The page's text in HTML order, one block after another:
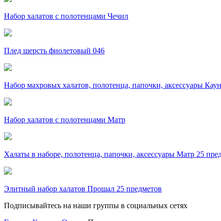
Набор халатов с полотенцами Чечил
Плед шерсть фиолетовый 046
Набор махровых халатов, полотенца, папочки, аксессуары
Набор халатов с полотенцами Матр
Халаты в наборе, полотенца, папочки, аксессуары Матр 25
Элитный набор халатов Прошал 25 предметов
Подписывайтесь на наши группы в социальных сетях